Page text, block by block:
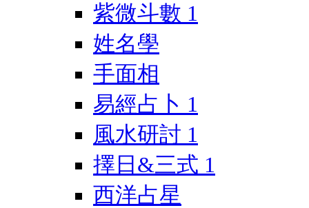
紫微斗數 1
姓名學
手面相
易經占卜 1
風水研討 1
擇日&三式 1
西洋占星